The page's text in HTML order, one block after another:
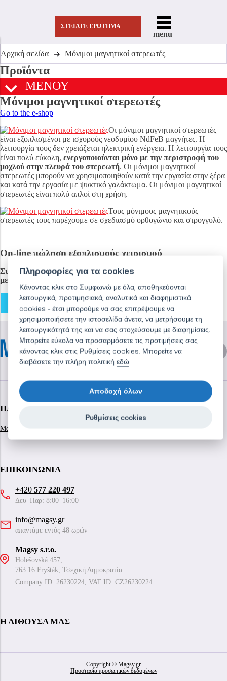
ΣΤΕΊΛΤΕ ΕΡΏΤΗΜΑ
menu
Πληροφορίες για τα cookies
Κάνοντας κλικ στο Συμφωνώ με όλα, αποθηκεύονται
λειτουργικά, προτιμησιακά, αναλυτικά και διαφημιστικά
cookies - έτσι μπορούμε να σας επιτρέψουμε να
χρησιμοποιήσετε την ιστοσελίδα άνετα, να μετρήσουμε τη
λειτουργικότητά της και να σας στοχεύσουμε με διαφημίσεις.
Μπορείτε εύκολα να προσαρμόσετε τις προτιμήσεις σας
κάνοντας κλικ στις Ρυθμίσεις cookies. Μπορείτε να
διαβάσετε την πλήρη πολιτικήεδώ.
Αποδοχή όλων
Ρυθμίσεις cookies
Αρχική σελίδα Μόνιμοι μαγνητικοί στερεωτές
Προϊόντα
ΜΕΝΟΥ
Μόνιμοι μαγνητικοί στερεωτές
Go to the e-shop
Οι μόνιμοι μαγνητικοί στερεωτές
είναι εξοπλισμένοι με ισχυρούς νεοδυμίου NdFeB μαγνήτες. Η
λειτουργία τους δεν χρειάζεται ηλεκτρική ενέργεια. Η λειτουργία τους
είναι πολύ εύκολη, ενεργοποιούνται μόνο με την περιστροφή του
μοχλού στην πλευρά του στερεωτή. Οι μόνιμοι μαγνητικοί
στερεωτές μπορούν να χρησιμοποιηθούν κατά την εργασία στην ξέρα
και κατά την εργασία με ψυκτικό γαλάκτωμα. Οι μόνιμοι μαγνητικοί
στερεωτές είναι πολύ απλοί στη χρήση.
Τους μόνιμους μαγνητικούς
στερεωτές τους παρέχουμε σε σχεδιασμό ορθογώνιο και στρογγυλό.
On-line πώληση εξοπλισμούς χειρισμού
Στο ηλεκτρονικόμαςκατάστημαμπορείτε να επιλέξετε από μια
μεγάλη ποικιλία
ΑΓΟΡΑ ΜΑΓΝΗΤΙΚΟΥ ΔΙΣΚΟΥ
ΠΛΗΡΟΦΟΡΊΕΣ
Μαγνητικοί διαχωριστές
ΕΠΙΚΟΙΝΩΝΊΑ
+420 577 220 497
Δευ–Παρ: 8:00–16:00
info@magsy.gr
απαντάμε εντός 48 ωρών
Magsy s.r.o.
Holešovská 457,
763 16 Fryšták, Τσεχική Δημοκρατία
Company ID: 26230224, VAT ID: CZ26230224
Η ΑΊΘΟΥΣΑ ΜΑΣ
Copyright © Magsy.gr
Προστασία προσωπικών δεδομένων